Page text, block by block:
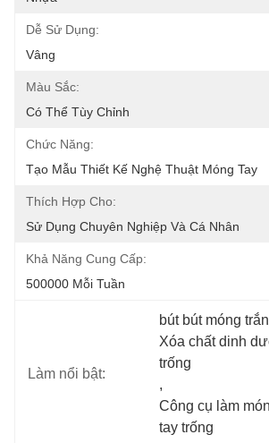
Dễ Sử Dụng:
Vâng
Màu Sắc:
Có Thể Tùy Chỉnh
Chức Năng:
Tạo Mẫu Thiết Kế Nghệ Thuật Móng Tay
Thích Hợp Cho:
Sử Dụng Chuyên Nghiệp Và Cá Nhân
Khả Năng Cung Cấp:
500000 Mỗi Tuần
Làm nổi bật:
bút bút móng
Xóa chất dinh
trống
,
Công cụ làm
tay trống